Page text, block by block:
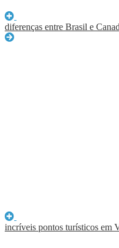
diferenças entre Brasil e
incríveis pontos turísticos em